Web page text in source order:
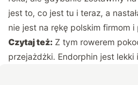
jest to, co jest tu i teraz, a
nie jest na rękę polskim firmom
Czytaj też: Z tym rowerem
przejażdżki. Endorphin jest lekki